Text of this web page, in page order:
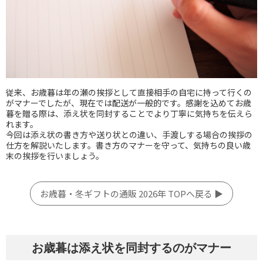
従来、お歳暮は年の瀬の挨拶として直接相手の自宅に持って行くの
がマナーでしたが、現在では配送が一般的です。感謝を込めてお歳
暮を贈る際は、添え状を同封することでより丁寧に気持ちを伝えら
れます。
今回は添え状の書き方や送り状との違い、手渡しする場合の挨拶の
仕方を解説いたします。書き方のマナーを守って、気持ちの良い歳
末の挨拶を行いましょう。
お歳暮・冬ギフトの通販 2026年 TOPへ戻る ▶
お歳暮は添え状を同封するのがマナー